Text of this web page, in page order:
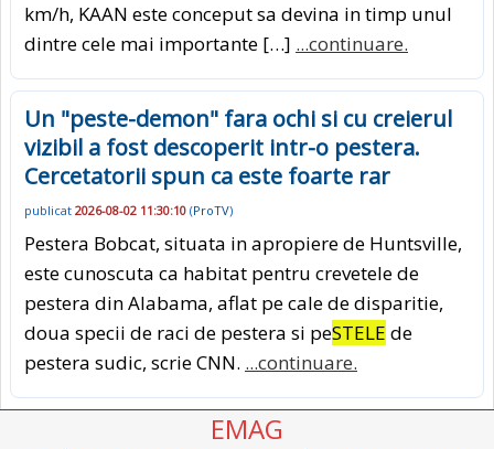
km/h, KAAN este conceput sa devina in timp unul
dintre cele mai importante […] ...continuare.
Un "peste-demon" fara ochi si cu creierul
vizibil a fost descoperit intr-o pestera.
Cercetatorii spun ca este foarte rar
publicat 2026-08-02 11:30:10 (ProTV)
Pestera Bobcat, situata in apropiere de Huntsville,
este cunoscuta ca habitat pentru crevetele de
pestera din Alabama, aflat pe cale de disparitie,
doua specii de raci de pestera si peSTELE de
pestera sudic, scrie CNN. ...continuare.
EMAG